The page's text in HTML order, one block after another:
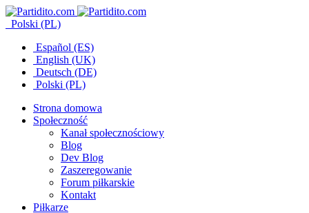
Polski (PL)
Español (ES)
English (UK)
Deutsch (DE)
Polski (PL)
Strona domowa
Społeczność
Kanał społecznościowy
Blog
Dev Blog
Zaszeregowanie
Forum piłkarskie
Kontakt
Piłkarze